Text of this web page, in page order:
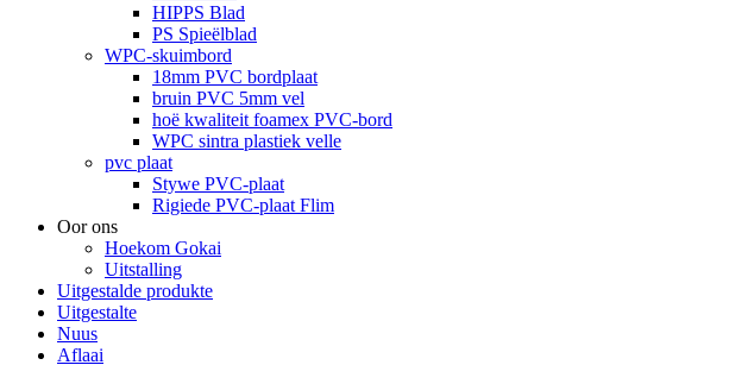
HIPPS Blad
PS Spieëlblad
WPC-skuimbord
18mm PVC bordplaat
bruin PVC 5mm vel
hoë kwaliteit foamex PVC-bord
WPC sintra plastiek velle
pvc plaat
Stywe PVC-plaat
Rigiede PVC-plaat Flim
Oor ons
Hoekom Gokai
Uitstalling
Uitgestalde produkte
Uitgestalte
Nuus
Aflaai